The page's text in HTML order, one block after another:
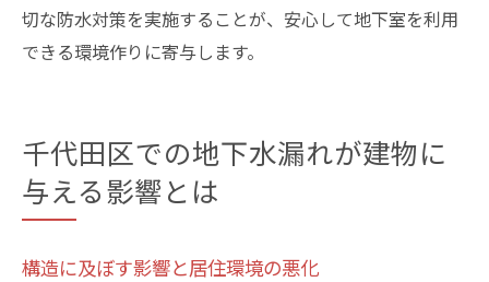
切な防水対策を実施することが、安心して地下室を利用
できる環境作りに寄与します。
千代田区での地下水漏れが建物に
与える影響とは
構造に及ぼす影響と居住環境の悪化